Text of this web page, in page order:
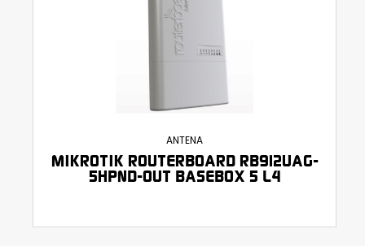
ANTENA
MIKROTIK ROUTERBOARD RB912UAG-
5HPND-OUT BASEBOX 5 L4